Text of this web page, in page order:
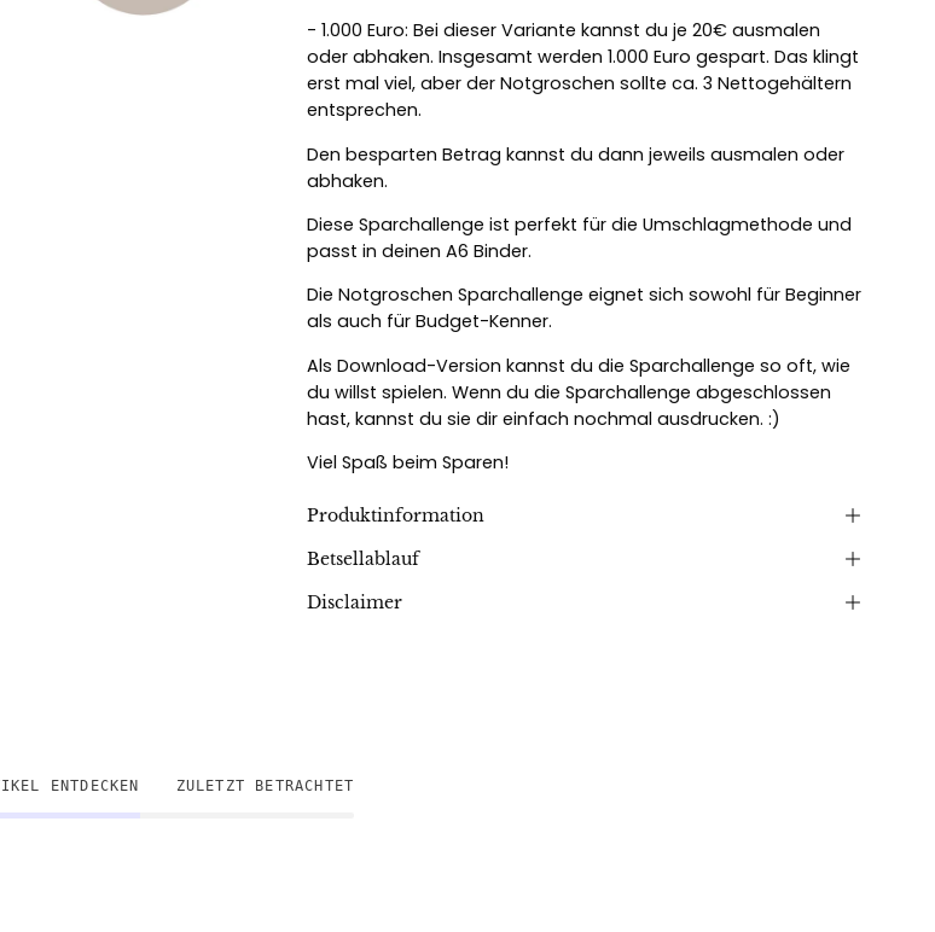
- 1.000 Euro: Bei dieser Variante kannst du je 20€ ausmalen
oder abhaken. Insgesamt werden 1.000 Euro gespart. Das klingt
erst mal viel, aber der Notgroschen sollte ca. 3 Nettogehältern
entsprechen.
Den besparten Betrag kannst du dann jeweils ausmalen oder
abhaken.
Diese Sparchallenge ist perfekt für die Umschlagmethode und
passt in deinen A6 Binder.
Die Notgroschen Sparchallenge eignet sich sowohl für Beginner
als auch für Budget-Kenner.
Als Download-Version kannst du die Sparchallenge so oft, wie
du willst spielen. Wenn du die Sparchallenge abgeschlossen
hast, kannst du sie dir einfach nochmal ausdrucken. :)
Viel Spaß beim Sparen!
Produktinformation
Betsellablauf
Disclaimer
ENTDECKEN ZULETZT BETRACHTET